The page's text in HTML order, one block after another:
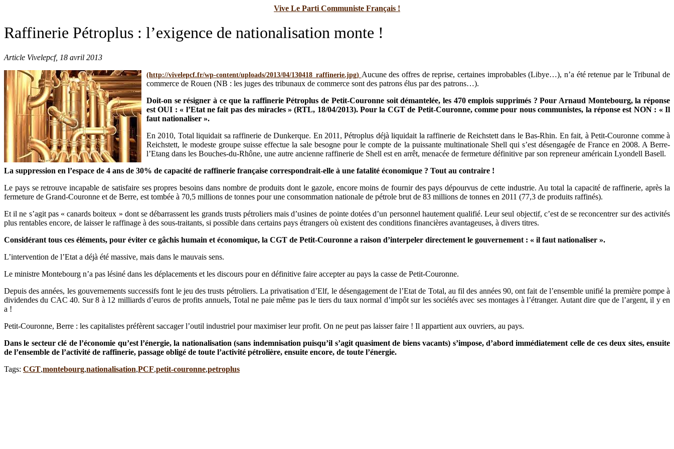
Vive Le Parti Communiste Français !
Raffinerie Pétroplus : l’exigence de nationalisation monte !
Article Vivelepcf, 18 avril 2013
Aucune des offres de reprise, certaines improbables (Libye…), n’a été retenue par le Tribunal de
commerce de Rouen (NB : les juges des tribunaux de commerce sont des patrons élus par des patrons…).
Doit-on se résigner à ce que la raffinerie Pétroplus de Petit-Couronne soit démantelée, les 470 emplois supprimés ? Pour Arnaud Montebourg, la réponse
est OUI : « l’Etat ne fait pas des miracles » (RTL, 18/04/2013). Pour la CGT de Petit-Couronne, comme pour nous communistes, la réponse est NON : « Il
faut nationaliser ».
En 2010, Total liquidait sa raffinerie de Dunkerque. En 2011, Pétroplus déjà liquidait la raffinerie de Reichstett dans le Bas-Rhin. En fait, à Petit-Couronne comme à
Reichstett, le modeste groupe suisse effectue la sale besogne pour le compte de la puissante multinationale Shell qui s’est désengagée de France en 2008. A Berre-
l’Etang dans les Bouches-du-Rhône, une autre ancienne raffinerie de Shell est en arrêt, menacée de fermeture définitive par son repreneur américain Lyondell Basell.
La suppression en l’espace de 4 ans de 30% de capacité de raffinerie française correspondrait-elle à une fatalité économique ? Tout au contraire !
Le pays se retrouve incapable de satisfaire ses propres besoins dans nombre de produits dont le gazole, encore moins de fournir des pays dépourvus de cette industrie. Au total la capacité de raffinerie, après la
fermeture de Grand-Couronne et de Berre, est tombée à 70,5 millions de tonnes pour une consommation nationale de pétrole brut de 83 millions de tonnes en 2011 (77,3 de produits raffinés).
Et il ne s’agit pas « canards boiteux » dont se débarrassent les grands trusts pétroliers mais d’usines de pointe dotées d’un personnel hautement qualifié. Leur seul objectif, c’est de se reconcentrer sur des activités
plus rentables encore, de laisser le raffinage à des sous-traitants, si possible dans certains pays étrangers où existent des conditions financières avantageuses, à divers titres.
Considérant tous ces éléments, pour éviter ce gâchis humain et économique, la CGT de Petit-Couronne a raison d’interpeler directement le gouvernement : « il faut nationaliser ».
L’intervention de l’Etat a déjà été massive, mais dans le mauvais sens.
Le ministre Montebourg n’a pas lésiné dans les déplacements et les discours pour en définitive faire accepter au pays la casse de Petit-Couronne.
Depuis des années, les gouvernements successifs font le jeu des trusts pétroliers. La privatisation d’Elf, le désengagement de l’Etat de Total, au fil des années 90, ont fait de l’ensemble unifié la première pompe à
dividendes du CAC 40. Sur 8 à 12 milliards d’euros de profits annuels, Total ne paie même pas le tiers du taux normal d’impôt sur les sociétés avec ses montages à l’étranger. Autant dire que de l’argent, il y en
a !
Petit-Couronne, Berre : les capitalistes préfèrent saccager l’outil industriel pour maximiser leur profit. On ne peut pas laisser faire ! Il appartient aux ouvriers, au pays.
Dans le secteur clé de l’économie qu’est l’énergie, la nationalisation (sans indemnisation puisqu’il s’agit quasiment de biens vacants) s’impose, d’abord immédiatement celle de ces deux sites, ensuite
de l’ensemble de l’activité de raffinerie, passage obligé de toute l’activité pétrolière, ensuite encore, de toute l’énergie.
Tags: CGT,montebourg,nationalisation,PCF,petit-couronne,petroplus